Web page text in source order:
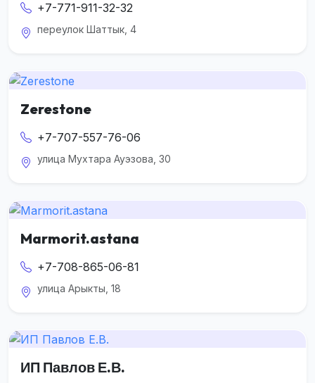
+7-771-911-32-32
переулок Шаттык, 4
Zerestone
+7-707-557-76-06
улица Мухтара Ауэзова, 30
Marmorit.astana
+7-708-865-06-81
улица Арыкты, 18
ИП Павлов Е.В.